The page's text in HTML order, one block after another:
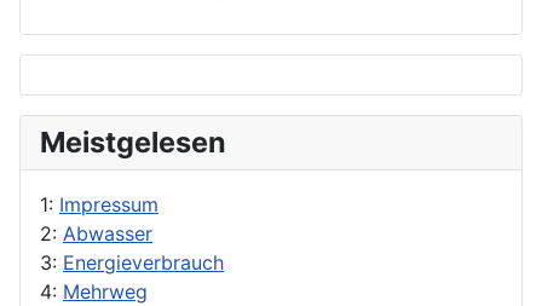
Meistgelesen
1: Impressum
2: Abwasser
3: Energieverbrauch
4: Mehrweg